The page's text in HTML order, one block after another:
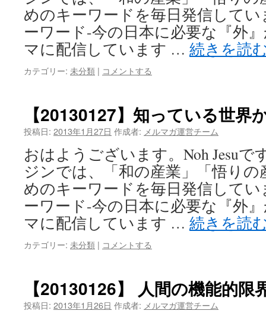
めのキーワードを毎日発信して
ーワード-今の日本に必要な『外
マに配信しています … 続きを読
カテゴリー: 未分類 | コメントする
【20130127】知っている世界
投稿日: 2013年1月27日 作成者: メルマガ運営チーム
おはようございます。Noh Jesuで
ジンでは、「和の産業」「悟り
めのキーワードを毎日発信して
ーワード-今の日本に必要な『外
マに配信しています … 続きを読
カテゴリー: 未分類 | コメントする
【20130126】 人間の機能的限
投稿日: 2013年1月26日 作成者: メルマガ運営チーム